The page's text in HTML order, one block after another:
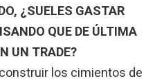
¿SUELES GASTAR
QUE DE ÚLTIMA
UN TRADE?
los cimientos de